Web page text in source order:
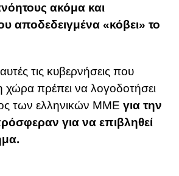
ακόμα και
αποδεδειγμένα «κόβει» το
τις κυβερνήσεις που
χώρα πρέπει να λογοδοτήσει
των ελληνικών ΜΜΕ για την
για να επιβληθεί